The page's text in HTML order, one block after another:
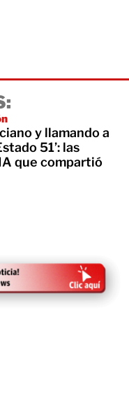
y llamando a
51’: las
que compartió